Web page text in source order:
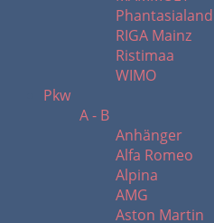
Phantasialand
RIGA Mainz
Ristimaa
WIMO
Pkw
A - B
Anhänger
Alfa Romeo
Alpina
AMG
Aston Martin